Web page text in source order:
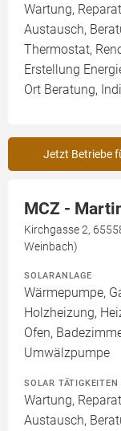
Wartung,
Austausch,
Thermostat,
Erstellung
Ort Beratung,
Jetzt Betriebe
MCZ -
Kirchgasse 2,
Weinbach)
SOLARANLAGE
Wärmepumpe,
Holzheizung,
Ofen,
Umwälzpumpe
SOLAR TÄTIGKEITEN
Wartung,
Austausch,